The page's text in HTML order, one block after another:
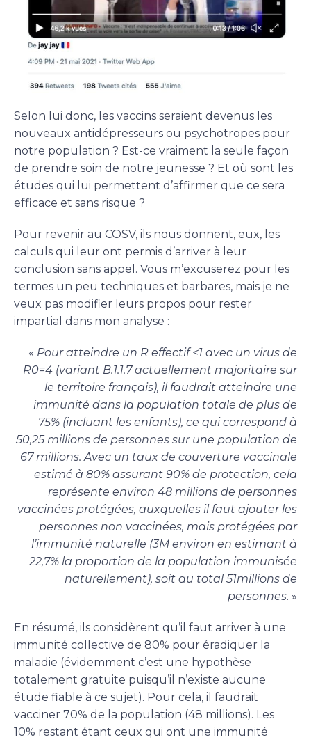
Selon lui donc, les vaccins seraient devenus les
nouveaux antidépresseurs ou psychotropes pour
notre population ? Est-ce vraiment la seule façon
de prendre soin de notre jeunesse ? Et où sont les
études qui lui permettent d’affirmer que ce sera
efficace et sans risque ?
Pour revenir au COSV, ils nous donnent, eux, les
calculs qui leur ont permis d’arriver à leur
conclusion sans appel. Vous m’excuserez pour les
termes un peu techniques et barbares, mais je ne
veux pas modifier leurs propos pour rester
impartial dans mon analyse :
« Pour atteindre un R effectif <1 avec un virus de
R0=4 (variant B.1.1.7 actuellement majoritaire sur
le territoire français), il faudrait atteindre une
immunité dans la population totale de plus de
75% (incluant les enfants), ce qui correspond à
50,25 millions de personnes sur une population de
67 millions. Avec un taux de couverture vaccinale
estimé à 80% assurant 90% de protection, cela
représente environ 48 millions de personnes
vaccinées protégées, auxquelles il faut ajouter les
personnes non vaccinées, mais protégées par
l’immunité naturelle (3M environ en estimant à
22,7% la proportion de la population immunisée
naturellement), soit au total 51millions de
personnes. »
En résumé, ils considèrent qu’il faut arriver à une
immunité collective de 80% pour éradiquer la
maladie (évidemment c’est une hypothèse
totalement gratuite puisqu’il n’existe aucune
étude fiable à ce sujet). Pour cela, il faudrait
vacciner 70% de la population (48 millions). Les
10% restant étant ceux qui ont une immunité